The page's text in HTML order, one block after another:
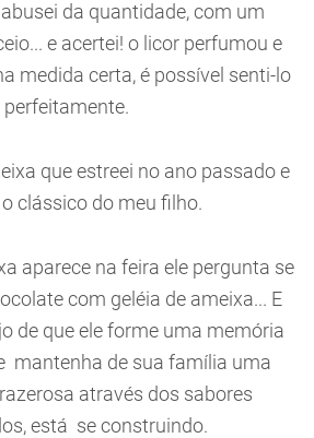
da quantidade, com um
e acertei! o licor perfumou e
medida certa, é possível senti-lo
perfeitamente.
que estreei no ano passado e
o clássico do meu filho.
aparece na feira ele pergunta se
com geléia de ameixa... E
de que ele forme uma memória
mantenha de sua família uma
através dos sabores
está se construindo.